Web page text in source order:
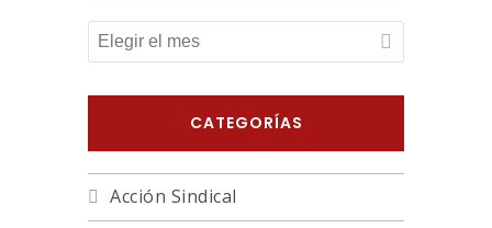
ARCHIVOS
CATEGORÍAS
Acción Sindical